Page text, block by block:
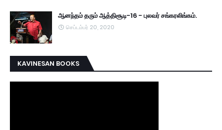
ஆனந்தம் தரும் ஆத்திசூடி-16 - புலவர் சங்கரலிங்கம்.
செப்டம்பர் 20, 2020
KAVINESAN BOOKS